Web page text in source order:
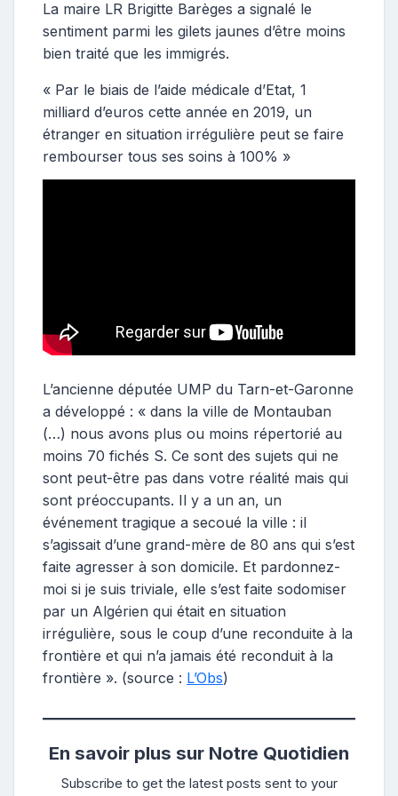
La maire LR Brigitte Barèges a signalé le
sentiment parmi les gilets jaunes d’être moins
bien traité que les immigrés.
« Par le biais de l’aide médicale d’Etat, 1
milliard d’euros cette année en 2019, un
étranger en situation irrégulière peut se faire
rembourser tous ses soins à 100% »
L’ancienne députée UMP du Tarn-et-Garonne
a développé : « dans la ville de Montauban
(…) nous avons plus ou moins répertorié au
moins 70 fichés S. Ce sont des sujets qui ne
sont peut-être pas dans votre réalité mais qui
sont préoccupants. Il y a un an, un
événement tragique a secoué la ville : il
s’agissait d’une grand-mère de 80 ans qui s’est
faite agresser à son domicile. Et pardonnez-
moi si je suis triviale, elle s’est faite sodomiser
par un Algérien qui était en situation
irrégulière, sous le coup d’une reconduite à la
frontière et qui n’a jamais été reconduit à la
frontière ». (source : L’Obs)
En savoir plus sur Notre Quotidien
Subscribe to get the latest posts sent to your